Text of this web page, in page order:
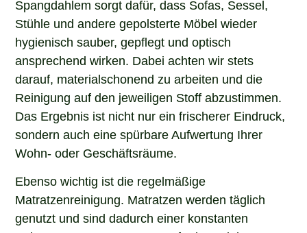
Stühle und andere gepolsterte Möbel wieder
hygienisch sauber, gepflegt und optisch
ansprechend wirken. Dabei achten wir stets
darauf, materialschonend zu arbeiten und die
Reinigung auf den jeweiligen Stoff abzustimmen.
Das Ergebnis ist nicht nur ein frischerer Eindruck,
sondern auch eine spürbare Aufwertung Ihrer
Wohn- oder Geschäftsräume.
Ebenso wichtig ist die regelmäßige
Matratzenreinigung. Matratzen werden täglich
genutzt und sind dadurch einer konstanten